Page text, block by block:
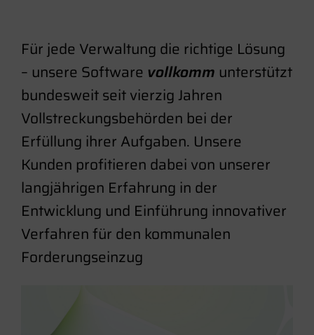
Für jede Verwaltung die richtige Lösung
– unsere Software vollkomm unterstützt
bundesweit seit vierzig Jahren
Vollstreckungsbehörden bei der
Erfüllung ihrer Aufgaben. Unsere
Kunden profitieren dabei von unserer
langjährigen Erfahrung in der
Entwicklung und Einführung innovativer
Verfahren für den kommunalen
Forderungseinzug